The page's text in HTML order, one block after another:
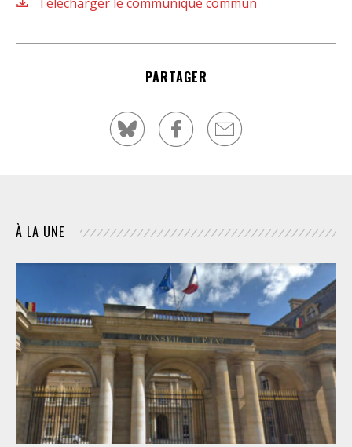
PARTAGER
À LA UNE